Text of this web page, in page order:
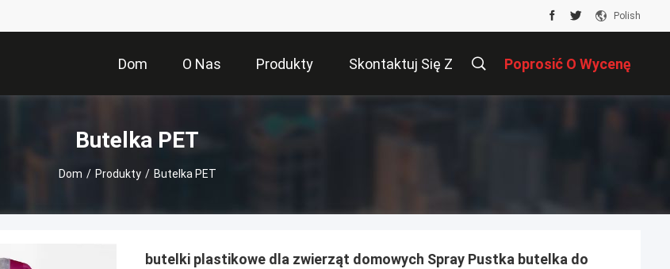
Polish
Dom O Nas Produkty Skontaktuj Się Z Poprosić O Wycenę
Butelka PET
Dom / Produkty / Butelka PET
butelki plastikowe dla zwierząt domowych Spray Pustka butelka do